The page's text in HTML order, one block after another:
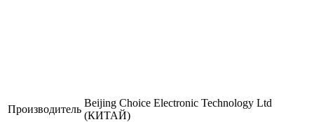
Производитель
Beijing Choice Electronic Technology Ltd
(КИТАЙ)